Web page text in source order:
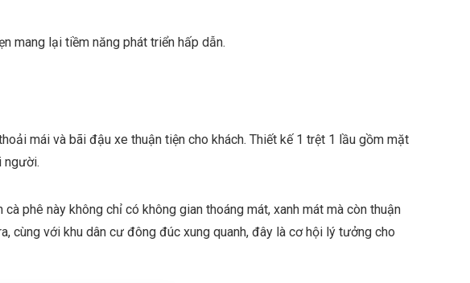
mang lại tiềm năng phát triển hấp dẫn.
mái và bãi đậu xe thuận tiện cho khách. Thiết kế 1 trệt 1 lầu gồm mặt
người.
phê này không chỉ có không gian thoáng mát, xanh mát mà còn thuận
cùng với khu dân cư đông đúc xung quanh, đây là cơ hội lý tưởng cho